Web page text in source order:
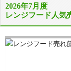
2026年7月度
レンジフード人気